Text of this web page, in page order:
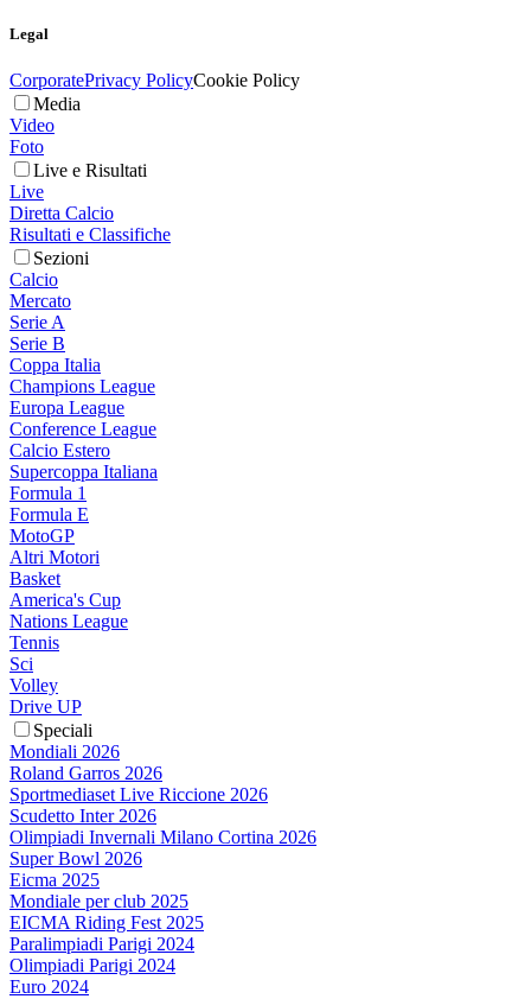
Legal
CorporatePrivacy PolicyCookie Policy
Media
Video
Foto
Live e Risultati
Live
Diretta Calcio
Risultati e Classifiche
Sezioni
Calcio
Mercato
Serie A
Serie B
Coppa Italia
Champions League
Europa League
Conference League
Calcio Estero
Supercoppa Italiana
Formula 1
Formula E
MotoGP
Altri Motori
Basket
America's Cup
Nations League
Tennis
Sci
Volley
Drive UP
Speciali
Mondiali 2026
Roland Garros 2026
Sportmediaset Live Riccione 2026
Scudetto Inter 2026
Olimpiadi Invernali Milano Cortina 2026
Super Bowl 2026
Eicma 2025
Mondiale per club 2025
EICMA Riding Fest 2025
Paralimpiadi Parigi 2024
Olimpiadi Parigi 2024
Euro 2024